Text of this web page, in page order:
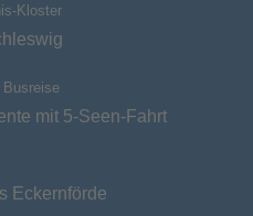
Kloster
Busreise
mit 5-Seen-Fahrt
Eckernförde